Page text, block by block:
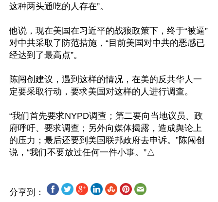
这种两头通吃的人存在”。
他说，现在美国在习近平的战狼政策下，终于“被逼”
对中共采取了防范措施，“目前美国对中共的恶感已
经达到了最高点”。
陈闯创建议，遇到这样的情况，在美的反共华人一
定要采取行动，要求美国对这样的人进行调查。
“我们首先要求NYPD调查；第二要向当地议员、政
府呼吁、要求调查；另外向媒体揭露，造成舆论上
的压力；最后还要到美国联邦政府去申诉。”陈闯创
分享到：